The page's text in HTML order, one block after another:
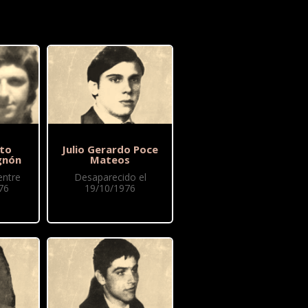
Julio Gerardo Poce
Mateos
Desaparecido el
19/10/1976